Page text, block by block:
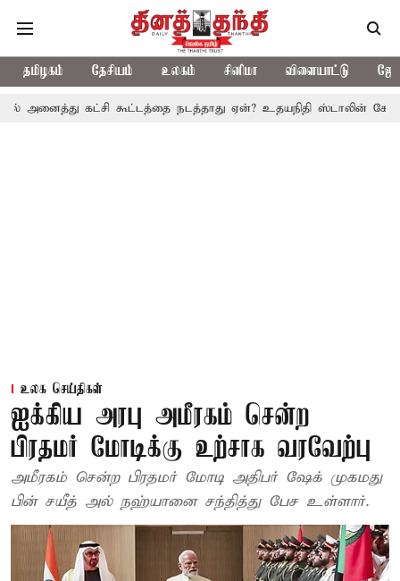
தமிழகம் தேசியம் உலகம் சினிமா விளையாட்டு
கட்சி கூட்டத்தை நடத்தாது ஏன்? உதயநிதி ஸ்டாலின் கேள்வி
உலக செய்திகள்
ஐக்கிய அரபு அமீரகம் சென்ற
பிரதமர் மோடிக்கு உற்சாக வரவேற்பு
அமீரகம் சென்ற பிரதமர் மோடி அதிபர் ஷேக் முகமது
பின் சயீத் அல் நஹ்யானை சந்தித்து பேச உள்ளார்.